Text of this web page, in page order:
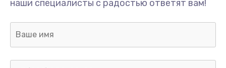
Ремонт предварительных цепей усиления (для
активных сабвуферов)
наши специалисты с радостью ответят вам!